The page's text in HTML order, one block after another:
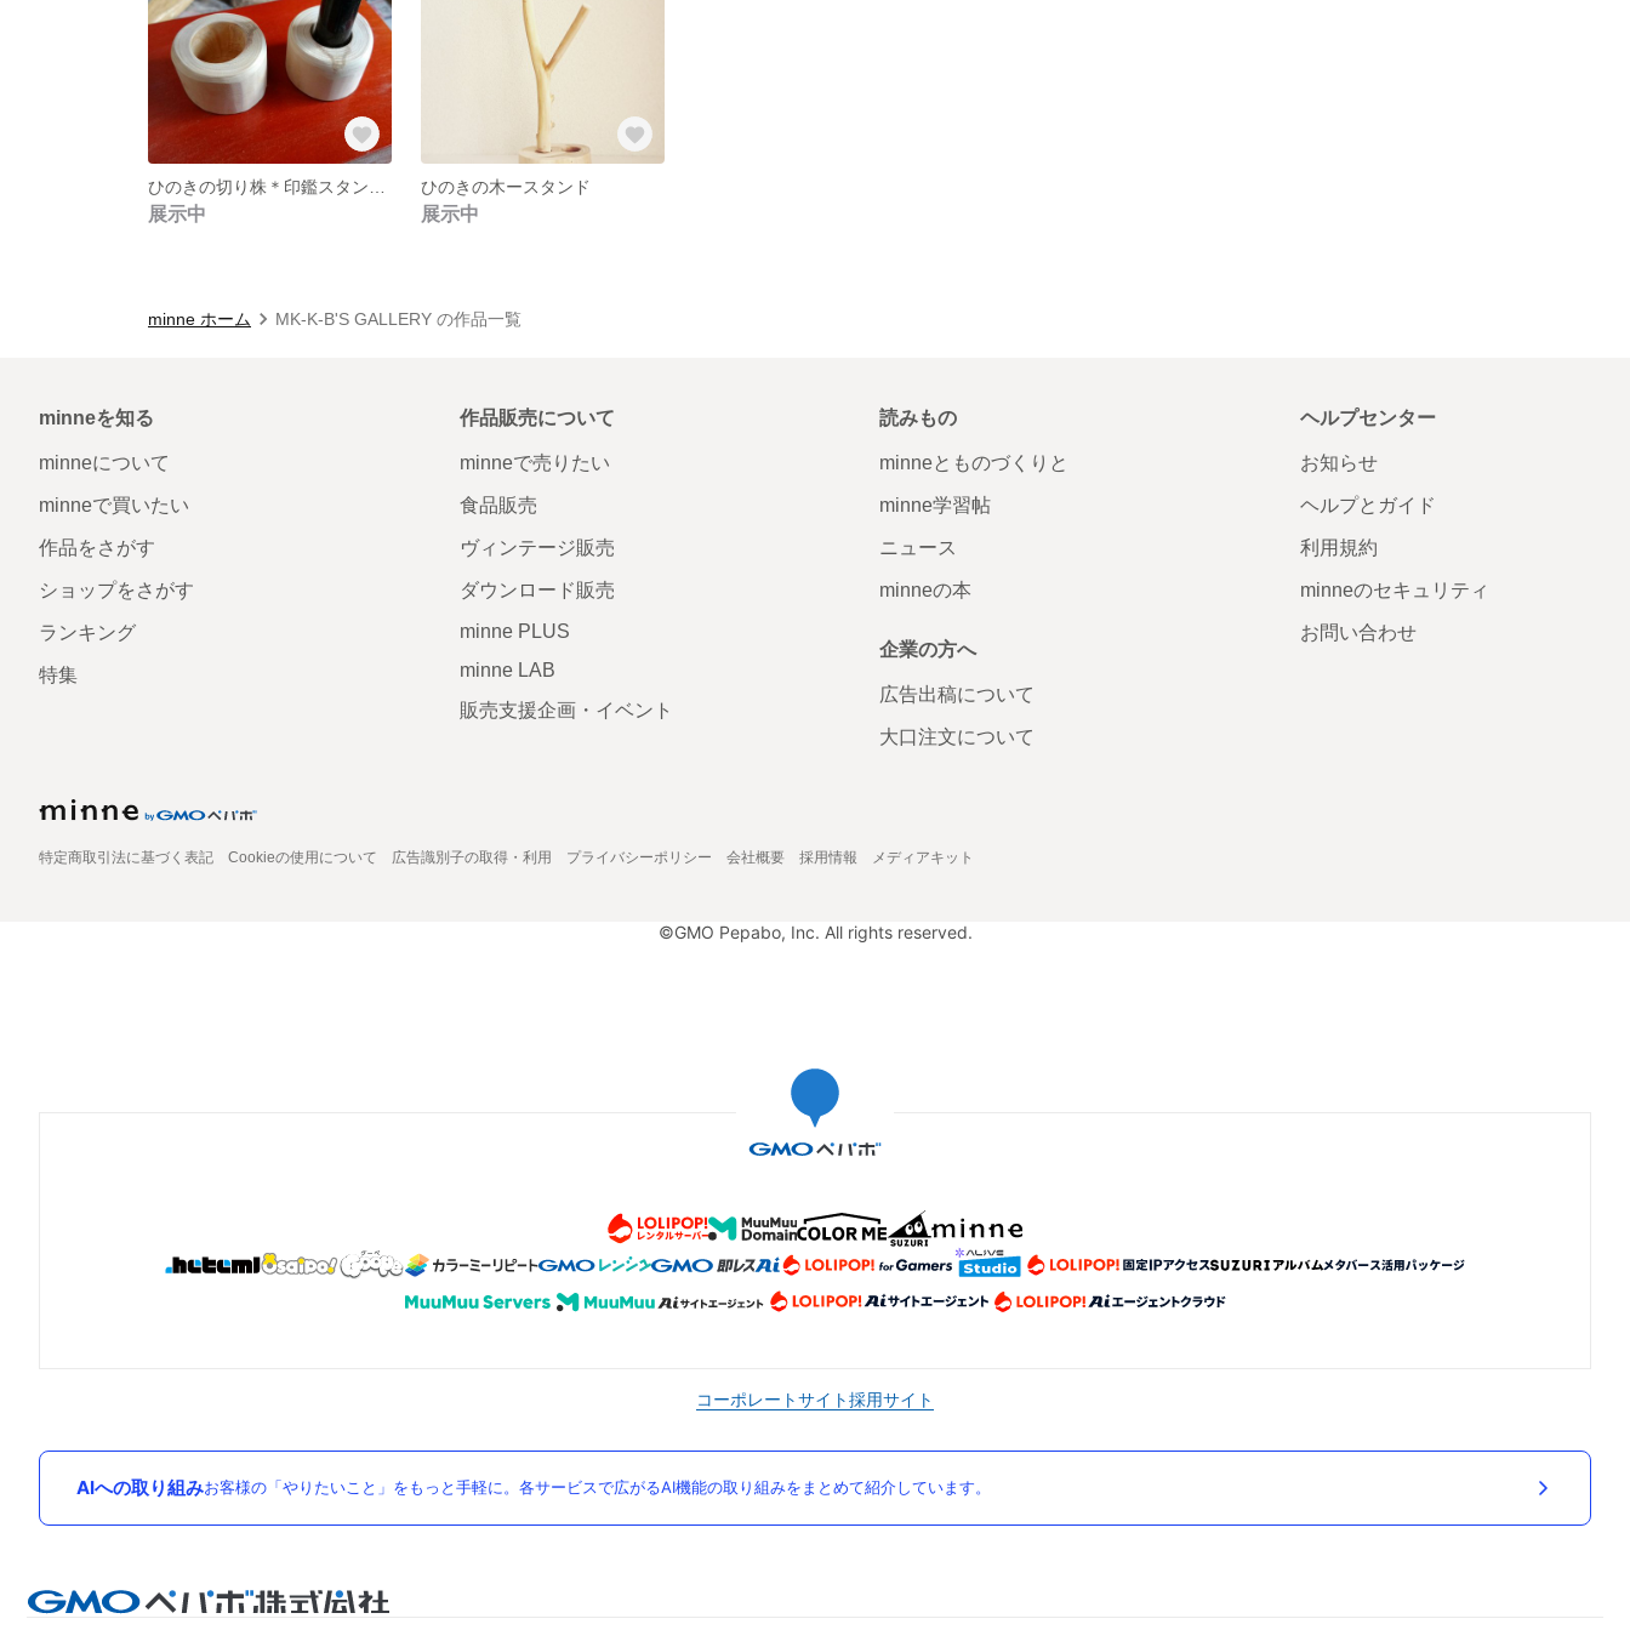
展示中
ひのきの木ースタンド
展示中
minne ホーム MK-K-B'S GALLERY の作品一覧
minneを知る
minneについて
minneで買いたい
作品をさがす
ショップをさがす
ランキング
特集
作品販売について
minneで売りたい
食品販売
ヴィンテージ販売
ダウンロード販売
minne PLUS
minne LAB
販売支援企画・イベント
読みもの
minneとものづくりと
minne学習帖
ニュース
minneの本
企業の方へ
広告出稿について
大口注文について
ヘルプセンター
お知らせ
ヘルプとガイド
利用規約
minneのセキュリティ
お問い合わせ
特定商取引法に基づく表記 Cookieの使用について 広告識別子の取得・利用 プライバシーポリシー 会社概要 採用情報 メディアキット
©GMO Pepabo, Inc. All rights reserved.
コーポレートサイト採用サイト
AIへの取り組みお客様の「やりたいこと」をもっと手軽に。各サービスで広がるAI機能の取り組みをまとめて紹介しています。